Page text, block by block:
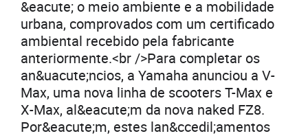
&eacute; o meio ambiente e a mobilidade
urbana, comprovados com um certificado
ambiental recebido pela fabricante
anteriormente.<br />Para completar os
an&uacute;ncios, a Yamaha anunciou a V-
Max, uma nova linha de scooters T-Max e
X-Max, al&eacute;m da nova naked FZ8.
Por&eacute;m, estes lan&ccedil;amentos